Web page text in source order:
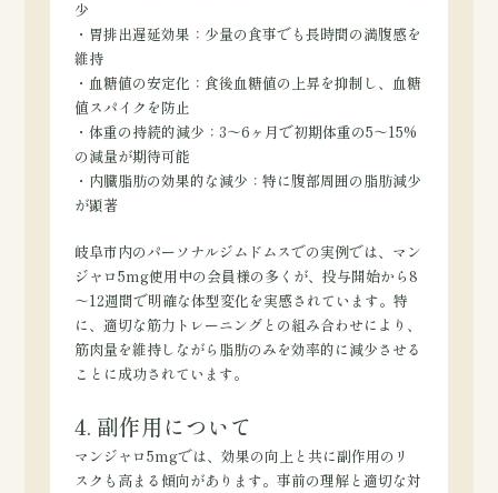
少
・胃排出遅延効果：少量の食事でも長時間の満腹感を
維持
・血糖値の安定化：食後血糖値の上昇を抑制し、血糖
値スパイクを防止
・体重の持続的減少：3～6ヶ月で初期体重の5～15%
の減量が期待可能
・内臓脂肪の効果的な減少：特に腹部周囲の脂肪減少
が顕著
岐阜市内のパーソナルジムドムスでの実例では、マン
ジャロ5mg使用中の会員様の多くが、投与開始から8
～12週間で明確な体型変化を実感されています。特
に、適切な筋力トレーニングとの組み合わせにより、
筋肉量を維持しながら脂肪のみを効率的に減少させる
ことに成功されています。
4. 副作用について
マンジャロ5mgでは、効果の向上と共に副作用のリ
スクも高まる傾向があります。事前の理解と適切な対